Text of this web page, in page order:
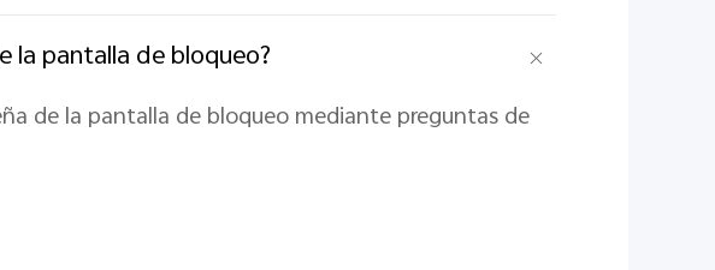
la pantalla de bloqueo?
de la pantalla de bloqueo mediante preguntas de